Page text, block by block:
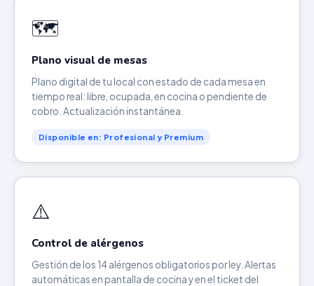
🗺️
Plano visual de mesas
Plano digital de tu local con estado de cada mesa en
tiempo real: libre, ocupada, en cocina o pendiente de
cobro. Actualización instantánea.
Disponible en: Profesional y Premium
⚠️
Control de alérgenos
Gestión de los 14 alérgenos obligatorios por ley. Alertas
automáticas en pantalla de cocina y en el ticket del